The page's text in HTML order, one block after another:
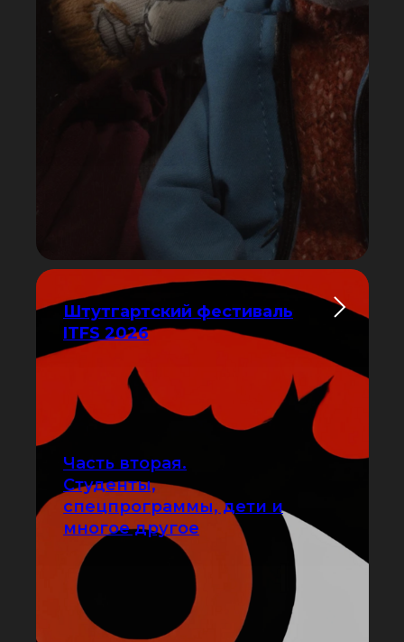
Штутгартский фестиваль
ITFS 2026
Часть вторая.
Студенты,
спецпрограммы, дети и
многое другое